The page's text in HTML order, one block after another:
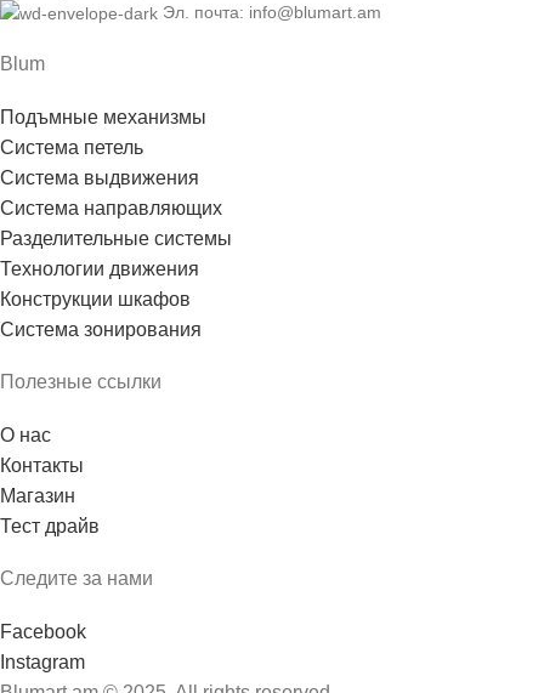
Эл. почта: info@blumart.am
Blum
Подъмные механизмы
Система петель
Система выдвижения
Система направляющих
Разделительные системы
Технологии движения
Конструкции шкафов
Система зонирования
Полезные ссылки
О нас
Контакты
Магазин
Тест драйв
Следите за нами
Facebook
Instagram